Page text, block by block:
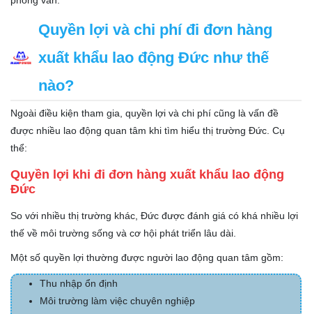
Quyền lợi và chi phí đi đơn hàng
xuất khẩu lao động Đức như thế
nào?
Ngoài điều kiện tham gia, quyền lợi và chi phí cũng là vấn đề
được nhiều lao động quan tâm khi tìm hiểu thị trường Đức. Cụ
thể:
Quyền lợi khi đi đơn hàng xuất khẩu lao động
Đức
So với nhiều thị trường khác, Đức được đánh giá có khá nhiều lợi
thế về môi trường sống và cơ hội phát triển lâu dài.
Một số quyền lợi thường được người lao động quan tâm gồm:
Thu nhập ổn định
Môi trường làm việc chuyên nghiệp